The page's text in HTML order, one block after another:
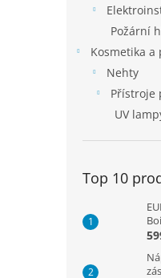
Požární
Kosmetika a
Nehty
Přístroje
UV
Top 10